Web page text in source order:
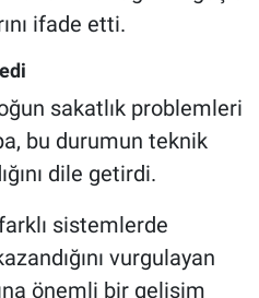
ifade etti.
sakatlık problemleri
bu durumun teknik
dile getirdi.
sistemlerde
vurgulayan
önemli bir gelişim